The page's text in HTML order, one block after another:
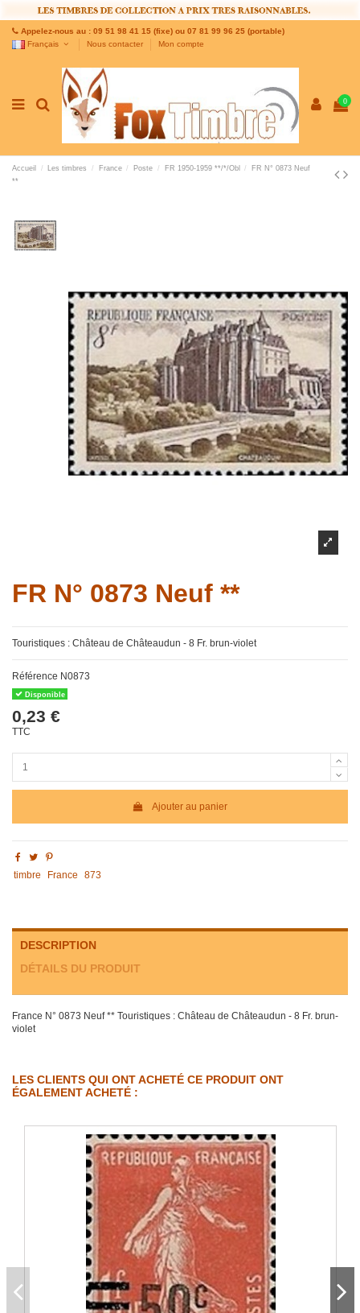
Appelez-nous au : 09 51 98 41 15 (fixe) ou 07 81 99 96 25 (portable)
Français
Nous contacter Mon compte
0
Accueil Les timbres France Poste FR 1950-1959 **/*/Obl
FR N° 0873 Neuf
**
FR N° 0873 Neuf **
Touristiques : Château de Châteaudun - 8 Fr. brun-violet
Référence N0873
Disponible
0,23 €
TTC
Ajouter au panier
timbre France 873
DESCRIPTION
DÉTAILS DU PRODUIT
France N° 0873 Neuf ** Touristiques : Château de Châteaudun - 8 Fr. brun-
violet
LES CLIENTS QUI ONT ACHETÉ CE PRODUIT ONT
ÉGALEMENT ACHETÉ :